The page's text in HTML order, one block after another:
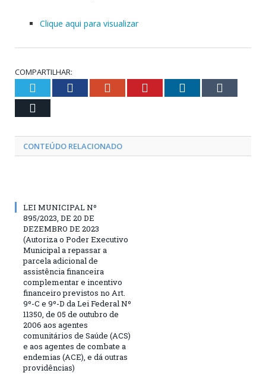
Clique aqui para visualizar
COMPARTILHAR:
Twitter Facebook Google+ Pinterest LinkedIn
CONTEÚDO RELACIONADO
LEI MUNICIPAL Nº
895/2023, DE 20 DE
DEZEMBRO DE 2023
(Autoriza o Poder Executivo
Municipal a repassar a
parcela adicional de
assistência financeira
complementar e incentivo
financeiro previstos no Art.
9º-C e 9º-D da Lei Federal Nº
11350, de 05 de outubro de
2006 aos agentes
comunitários de Saúde (ACS)
e aos agentes de combate a
endemias (ACE), e dá outras
providências)